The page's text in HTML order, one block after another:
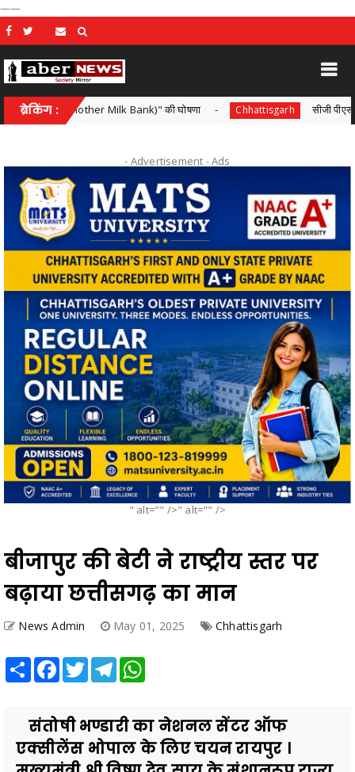
——
ब्रेकिंग :
(Mother Milk Bank)" की घोषणा Chhattisgarh सीजी पीएससी द्वारा एस आई
- Advertisement -Ads
" alt="" />" alt="" />
बीजापुर की बेटी ने राष्ट्रीय स्तर पर
बढ़ाया छत्तीसगढ़ का मान
News Admin May 01, 2025 Chhattisgarh
Share Facebook
TwitterTelegram
संतोषी भण्डारी का नेशनल सेंटर ऑफ
एक्सीलेंस भोपाल के लिए चयन रायपुर ।